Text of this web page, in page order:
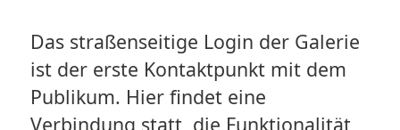
Das straßenseitige Login der Galerie
ist der erste Kontaktpunkt mit dem
Publikum. Hier findet eine
Verbindung statt, die Funktionalität